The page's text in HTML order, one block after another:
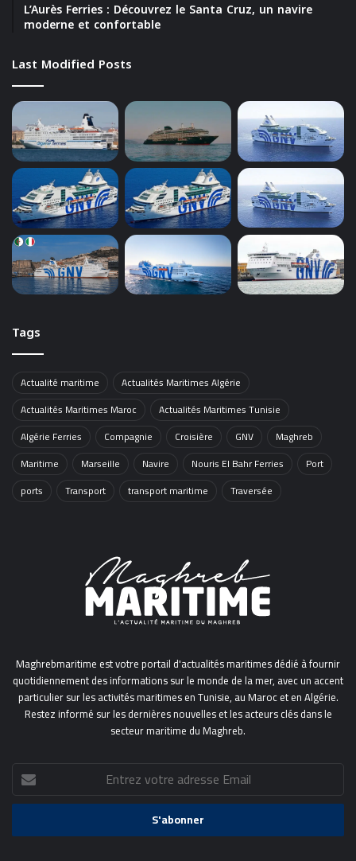
L’Aurès Ferries : Découvrez le Santa Cruz, un navire
moderne et confortable
Last Modified Posts
Tags
Actualité maritime
Actualités Maritimes Algérie
Actualités Maritimes Maroc
Actualités Maritimes Tunisie
Algérie Ferries
Compagnie Croisière GNV
Maghreb
Maritime
Marseille Navire Nouris El Bahr Ferries
Port
ports
Transport transport maritime Traversée
Maghrebmaritime est votre portail d'actualités maritimes dédié à fournir
quotidiennement des informations sur le monde de la mer, avec un accent
particulier sur les activités maritimes en Tunisie, au Maroc et en Algérie.
Restez informé sur les dernières nouvelles et les acteurs clés dans le
secteur maritime du Maghreb.
Entrez
votre
adresse